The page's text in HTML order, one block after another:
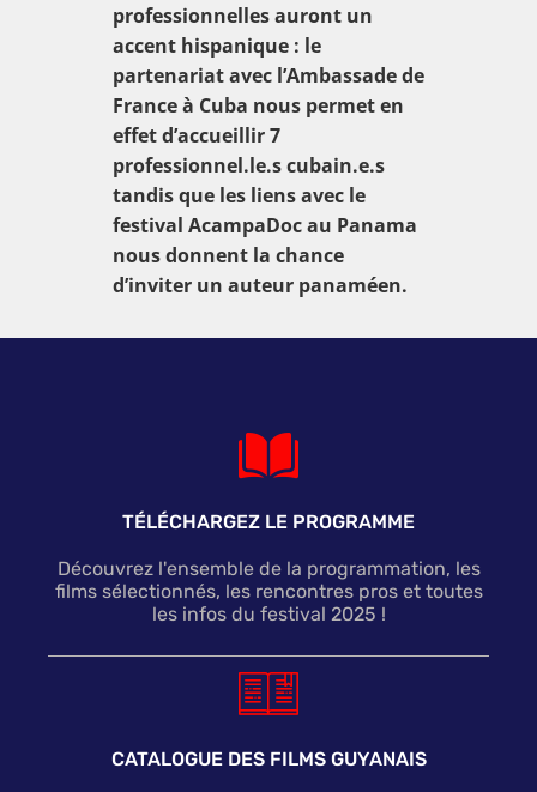
professionnelles auront un
accent hispanique : le
partenariat avec l’Ambassade de
France à Cuba nous permet en
effet d’accueillir 7
professionnel.le.s cubain.e.s
tandis que les liens avec le
festival AcampaDoc au Panama
nous donnent la chance
d’inviter un auteur panaméen.
TÉLÉCHARGEZ LE PROGRAMME
Découvrez l'ensemble de la programmation, les
films sélectionnés, les rencontres pros et toutes
les infos du festival 2025 !
CATALOGUE DES FILMS GUYANAIS